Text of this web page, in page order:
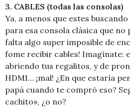
3. CABLES (todas las consolas)
Ya, a menos que estes
para esa consola clásica que
falta algo super imposible de
fome recibir cables! Imagínate:
abriendo tus regalitos, y de
HDMI… ¡mal! ¿En que estaría
papá cuando te compró eso?
cachito», ¿o no?